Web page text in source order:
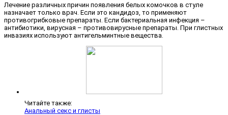
Лечение различных причин появления белых комочков в стуле
назначает только врач. Если это кандидоз, то применяют
противогрибковые препараты. Если бактериальная инфекция –
антибиотики, вирусная – противовирусные препараты. При глистных
инвазиях используют антигельминтные вещества.
Читайте также:
Анальный секс и глисты